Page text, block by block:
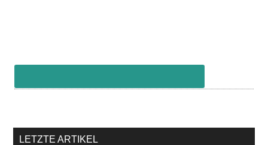
LETZTE ARTIKEL